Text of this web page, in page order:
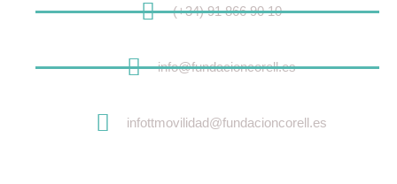
(+34) 91 866 90 10
info@fundacioncorell.es
infottmovilidad@fundacioncorell.es